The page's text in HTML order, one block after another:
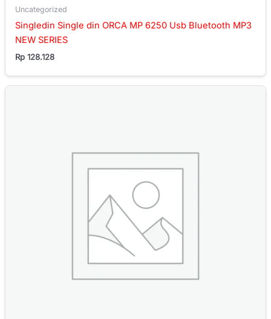
Uncategorized
Singledin Single din ORCA MP 6250 Usb Bluetooth MP3
NEW SERIES
Rp 128.128